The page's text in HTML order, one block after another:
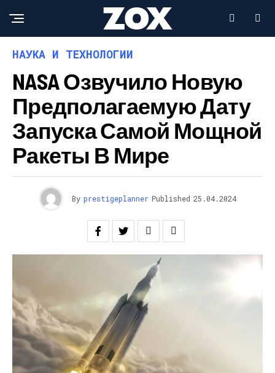
НАУКА И ТЕХНОЛОГИИ
NASA Озвучило Новую
Предполагаемую Дату
Запуска Самой Мощной
Ракеты В Мире
By prestigeplanner Published 25.04.2024